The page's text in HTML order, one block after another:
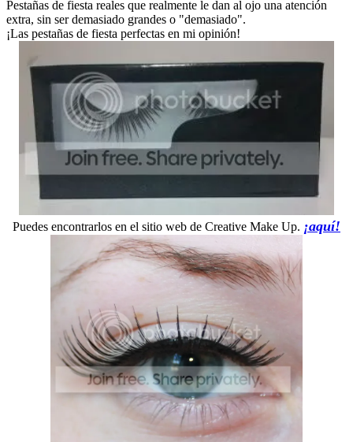
Pestañas de fiesta reales que realmente le dan al ojo una atención
extra, sin ser demasiado grandes o "demasiado".
¡Las pestañas de fiesta perfectas en mi opinión!
Puedes encontrarlos en el sitio web de Creative Make Up. ¡aquí!